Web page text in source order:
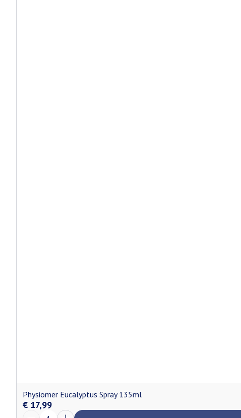
Physiomer Eucalyptus Spray 135ml
€ 17,99